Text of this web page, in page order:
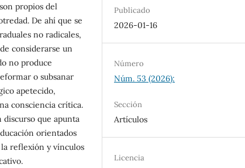
propios del
De ahí que se
no radicales,
considerarse un
no produce
o subsanar
apetecido,
consciencia crítica.
que apunta
orientados
reflexión y vínculos
Publicado
2026-01-16
Número
Núm. 53 (2026):
Sección
Artículos
Licencia